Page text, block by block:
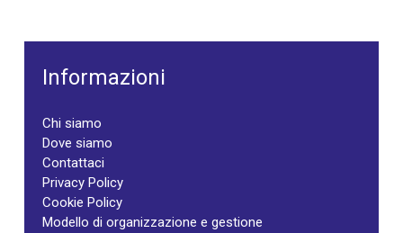
Informazioni
Chi siamo
Dove siamo
Contattaci
Privacy Policy
Cookie Policy
Modello di organizzazione e gestione